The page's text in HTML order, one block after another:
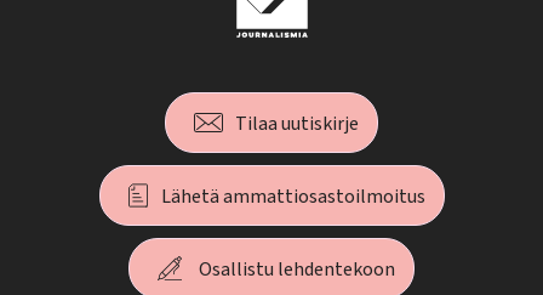
Tilaa uutiskirje
Lähetä ammattiosastoilmoitus
Osallistu lehdentekoon